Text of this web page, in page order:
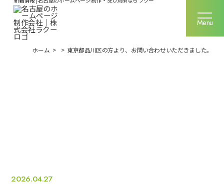
Menu
Menu
ホーム > >東京都品川区の方より、お問い合わせいただきました。
2026.04.27